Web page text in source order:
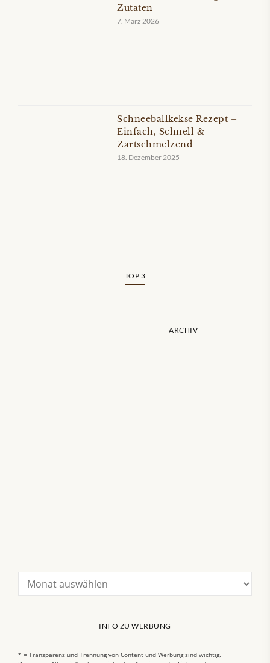
Zutaten
7. März 2026
Schneeballkekse Rezept –
Einfach, Schnell &
Zartschmelzend
18. Dezember 2025
TOP 3
ARCHIV
INFO ZU WERBUNG
* = Transparenz und Trennung von Content und Werbung sind wichtig.